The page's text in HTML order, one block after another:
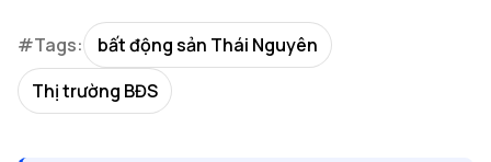
#Tags:
bất động sản Thái Nguyên
Thị trường BĐS